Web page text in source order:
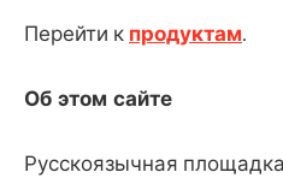
Перейти к продуктам.
Об этом сайте
Русскоязычная